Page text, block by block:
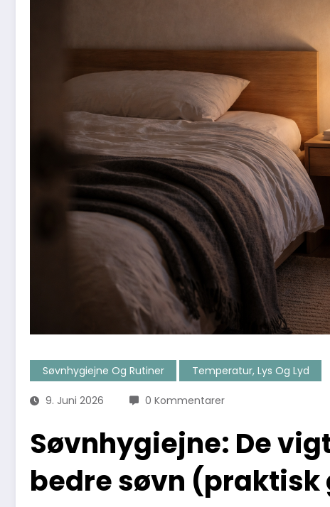
Søvnhygiejne Og Rutiner Temperatur, Lys Og Lyd
9. Juni 2026 0 Kommentarer
Søvnhygiejne: De
bedre søvn (praktisk